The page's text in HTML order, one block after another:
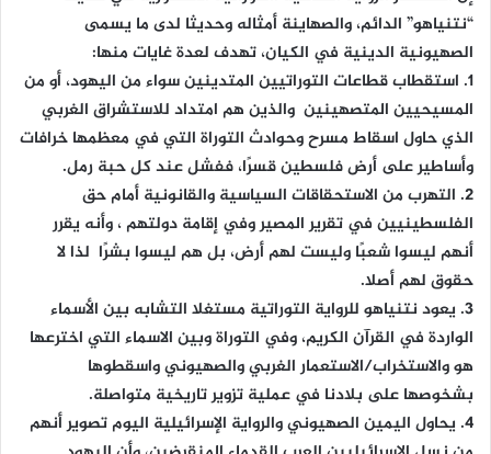
“نتنياهو” الدائم، والصهاينة أمثاله وحديثا لدى ما يسمى
الصهيونية الدينية في الكيان، تهدف لعدة غايات منها:
1. استقطاب قطاعات التوراتيين المتدينين سواء من اليهود، أو من
المسيحيين المتصهينين والذين هم امتداد للاستشراق الغربي
الذي حاول اسقاط مسرح وحوادث التوراة التي في معظمها خرافات
وأساطير على أرض فلسطين قسرًا، ففشل عند كل حبة رمل.
2. التهرب من الاستحقاقات السياسية والقانونية أمام حق
الفلسطينيين في تقرير المصير وفي إقامة دولتهم ، وأنه يقرر
أنهم ليسوا شعبًا وليست لهم أرض، بل هم ليسوا بشرًا لذا لا
حقوق لهم أصلا.
3. يعود نتنياهو للرواية التوراتية مستغلا التشابه بين الأسماء
الواردة في القرآن الكريم، وفي التوراة وبين الاسماء التي اخترعها
هو والاستخراب/الاستعمار الغربي والصهيوني واسقطوها
بشخوصها على بلادنا في عملية تزوير تاريخية متواصلة.
4. يحاول اليمين الصهيوني والرواية الإسرائيلية اليوم تصوير أنهم